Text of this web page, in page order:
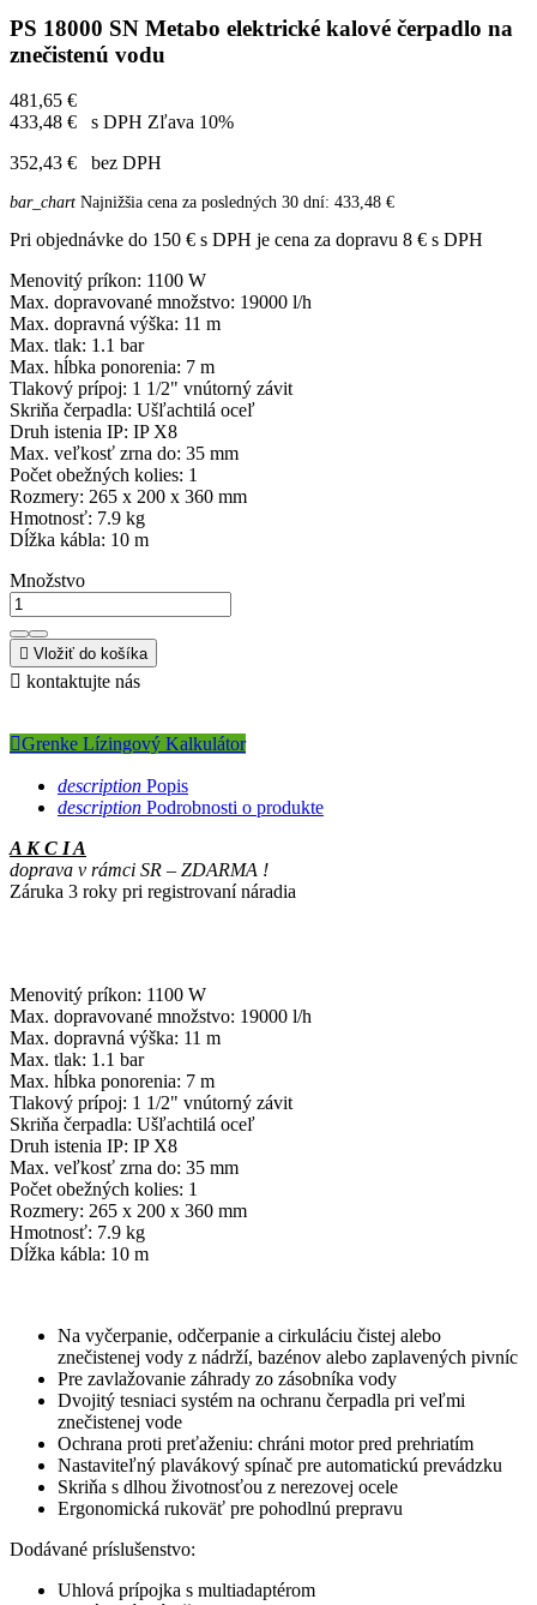
PS 18000 SN Metabo elektrické kalové čerpadlo na
znečistenú vodu
481,65 €
433,48 €
s DPH Zľava 10%
352,43 €
bez DPH
bar_chart Najnižšia cena za posledných 30 dní: 433,48 €
Pri objednávke do 150 € s DPH je cena za dopravu 8 € s DPH
Menovitý príkon: 1100 W
Max. dopravované množstvo: 19000 l/h
Max. dopravná výška: 11 m
Max. tlak: 1.1 bar
Max. hĺbka ponorenia: 7 m
Tlakový prípoj: 1 1/2" vnútorný závit
Skriňa čerpadla: Ušľachtilá oceľ
Druh istenia IP: IP X8
Max. veľkosť zrna do: 35 mm
Počet obežných kolies: 1
Rozmery: 265 x 200 x 360 mm
Hmotnosť: 7.9 kg
Dĺžka kábla: 10 m
Množstvo
 Vložiť do košíka
 kontaktujte nás
Grenke Lízingový Kalkulátor
description Popis
description Podrobnosti o produkte
A K C I A
doprava v rámci SR – ZDARMA !
Záruka 3 roky pri registrovaní náradia
Menovitý príkon: 1100 W
Max. dopravované množstvo: 19000 l/h
Max. dopravná výška: 11 m
Max. tlak: 1.1 bar
Max. hĺbka ponorenia: 7 m
Tlakový prípoj: 1 1/2" vnútorný závit
Skriňa čerpadla: Ušľachtilá oceľ
Druh istenia IP: IP X8
Max. veľkosť zrna do: 35 mm
Počet obežných kolies: 1
Rozmery: 265 x 200 x 360 mm
Hmotnosť: 7.9 kg
Dĺžka kábla: 10 m
Na vyčerpanie, odčerpanie a cirkuláciu čistej alebo
znečistenej vody z nádrží, bazénov alebo zaplavených pivníc
Pre zavlažovanie záhrady zo zásobníka vody
Dvojitý tesniaci systém na ochranu čerpadla pri veľmi
znečistenej vode
Ochrana proti preťaženiu: chráni motor pred prehriatím
Nastaviteľný plavákový spínač pre automatickú prevádzku
Skriňa s dlhou životnosťou z nerezovej ocele
Ergonomická rukoväť pre pohodlnú prepravu
Dodávané príslušenstvo:
Uhlová prípojka s multiadaptérom